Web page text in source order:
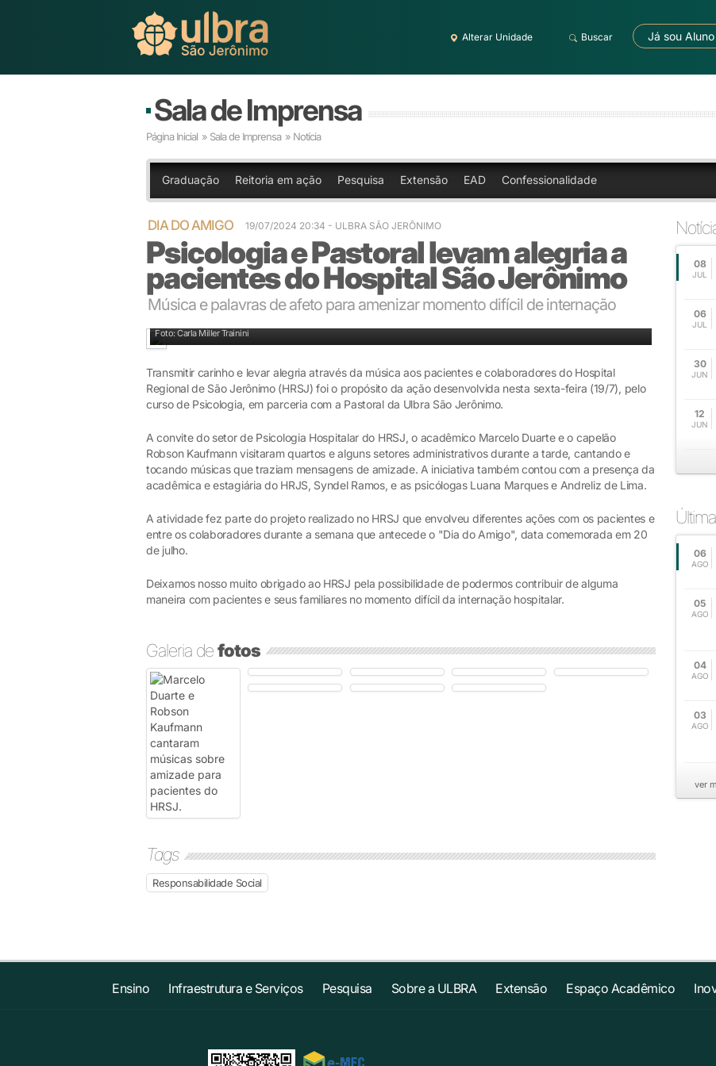
Alterar Unidade Buscar Já sou Aluno
Sala de Imprensa
Página Inicial » Sala de Imprensa » Notícia
Graduação Reitoria em ação Pesquisa Extensão EAD Confessionalidade
DIA DO AMIGO 19/07/2024 20:34 - ULBRA SÃO JERÔNIMO
Psicologia e Pastoral levam alegria a
pacientes do Hospital São Jerônimo
Música e palavras de afeto para amenizar momento difícil de internação
Foto: Carla Miller Trainini
Transmitir carinho e levar alegria através da música aos pacientes e colaboradores do Hospital
Regional de São Jerônimo (HRSJ) foi o propósito da ação desenvolvida nesta sexta-feira (19/7), pelo
curso de Psicologia, em parceria com a Pastoral da Ulbra São Jerônimo.
A convite do setor de Psicologia Hospitalar do HRSJ, o acadêmico Marcelo Duarte e o capelão
Robson Kaufmann visitaram quartos e alguns setores administrativos durante a tarde, cantando e
tocando músicas que traziam mensagens de amizade. A iniciativa também contou com a presença da
acadêmica e estagiária do HRJS, Syndel Ramos, e as psicólogas Luana Marques e Andreliz de Lima.
A atividade fez parte do projeto realizado no HRSJ que envolveu diferentes ações com os pacientes e
entre os colaboradores durante a semana que antecede o "Dia do Amigo", data comemorada em 20
de julho.
Deixamos nosso muito obrigado ao HRSJ pela possibilidade de podermos contribuir de alguma
maneira com pacientes e seus familiares no momento difícil da internação hospitalar.
Galeria defotos
Tags
Responsabilidade Social
08
JUL
06
JUL
30
JUN
12
JUN
06
AGO
05
AGO
04
AGO
03
AGO
ver
Ensino Infraestrutura e Serviços Pesquisa Sobre a ULBRA Extensão Espaço Acadêmico